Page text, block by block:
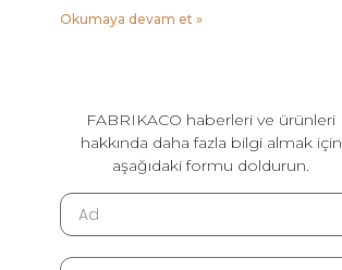
Okumaya devam et »
FABRIKACO haberleri ve ürünleri
hakkında daha fazla bilgi almak için
aşağıdaki formu doldurun.